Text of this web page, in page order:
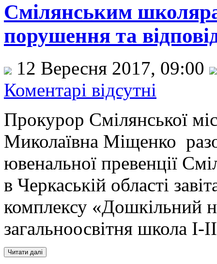
Смілянським
порушення та
12 Вересня 2017, 09:00
Коментарі відсутні
Прокурор Смілянської
Миколаївна Міщенко
ювенальної превенції
в Черкаській області
комплексу «Дошкільний
загальноосвітня школа І-